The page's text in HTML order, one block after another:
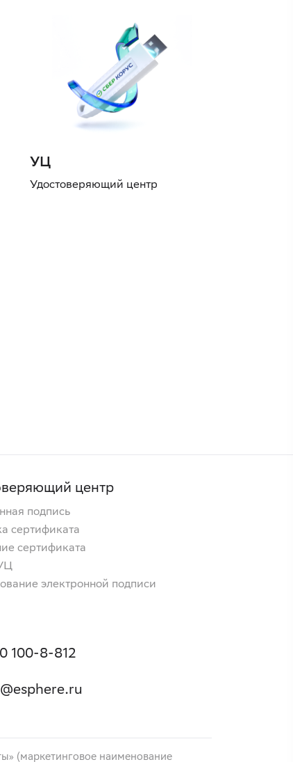
УЦ
Удостоверяющий центр
центр
подпись
сертификата
сертификата
электронной подписи
100-8-812
(маркетинговое наименование